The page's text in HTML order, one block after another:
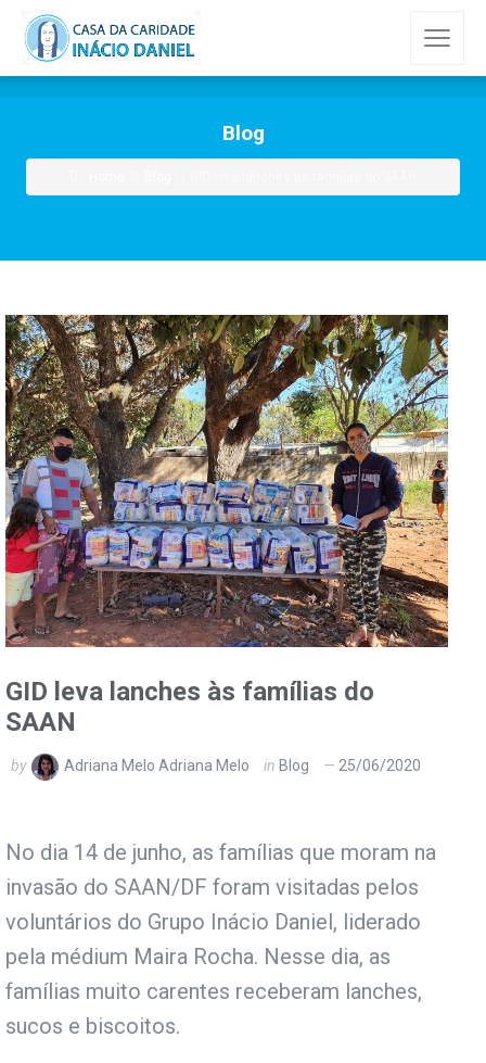
Blog
GID leva lanches às famílias do
SAAN
by Adriana Melo Adriana Melo in Blog 25/06/2020
No dia 14 de junho, as famílias que moram na
invasão do SAAN/DF foram visitadas pelos
voluntários do Grupo Inácio Daniel, liderado
pela médium Maira Rocha. Nesse dia, as
famílias muito carentes receberam lanches,
sucos e biscoitos.